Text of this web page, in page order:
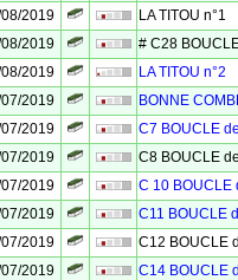
2019
LA TITOU n°1
2019
# C28
2019
LA TITOU n°2
2019
BONNE
2019
C7 BOUCLE
2019
C8 BOUCLE
2019
C 10 BOUCLE
2019
C11 BOUCLE
2019
C12 BOUCLE
2019
C14 BOUCLE